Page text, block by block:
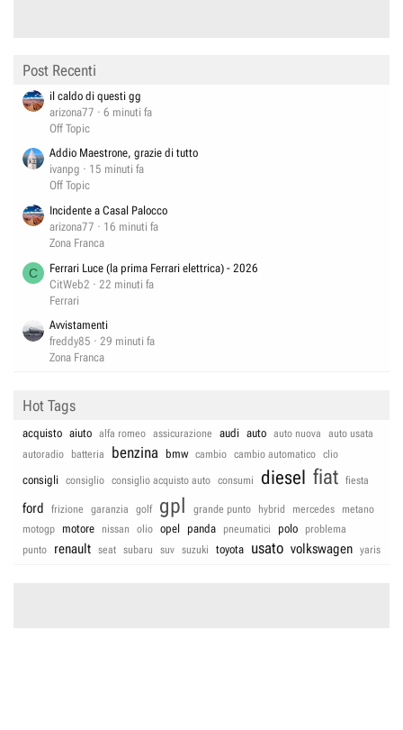
Post Recenti
il caldo di questi gg
arizona77
6 minuti fa
Off Topic
Addio Maestrone, grazie di tutto
ivanpg
15 minuti fa
Off Topic
Incidente a Casal Palocco
arizona77
16 minuti fa
Zona Franca
C
Ferrari Luce (la prima Ferrari elettrica) - 2026
CitWeb2
22 minuti fa
Ferrari
Avvistamenti
freddy85
29 minuti fa
Zona Franca
Hot Tags
acquisto aiuto alfa romeo assicurazione audi auto auto nuova
auto usata
autoradio
batteria benzina bmw cambio cambio automatico clio
consigli consiglio consiglio acquisto auto consumi diesel fiat fiesta
ford frizione garanzia golf gpl grande punto hybrid mercedes
metano
motogp
motore nissan olio opel panda pneumatici polo
problema
punto
renault seat subaru suv suzuki toyota usato volkswagen yaris